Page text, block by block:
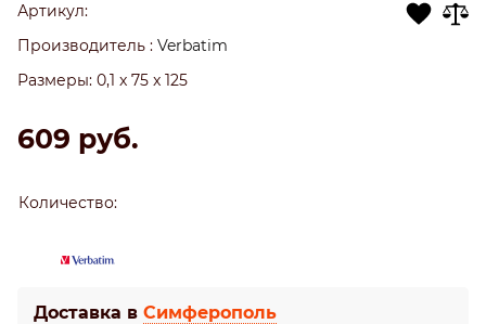
Артикул:
Производитель : Verbatim
Размеры: 0,1 x 75 x 125
609 руб.
Количество:
Доставка в Симферополь